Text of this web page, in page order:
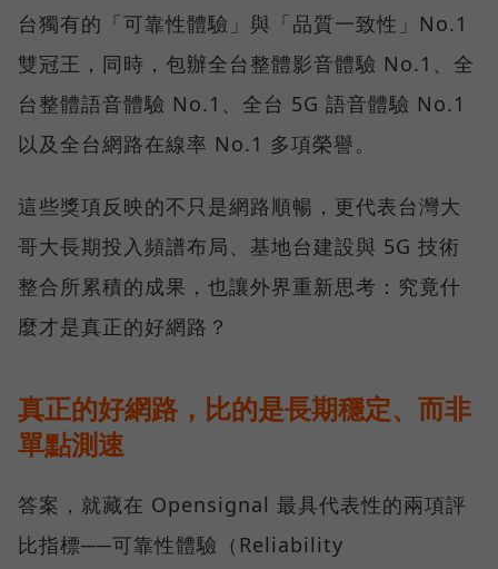
台獨有的「可靠性體驗」與「品質一致性」No.1
雙冠王，同時，包辦全台整體影音體驗 No.1、全
台整體語音體驗 No.1、全台 5G 語音體驗 No.1
以及全台網路在線率 No.1 多項榮譽。
這些獎項反映的不只是網路順暢，更代表台灣大
哥大長期投入頻譜布局、基地台建設與 5G 技術
整合所累積的成果，也讓外界重新思考：究竟什
麼才是真正的好網路？
真正的好網路，比的是長期穩定、而非
單點測速
答案，就藏在 Opensignal 最具代表性的兩項評
比指標──可靠性體驗（Reliability